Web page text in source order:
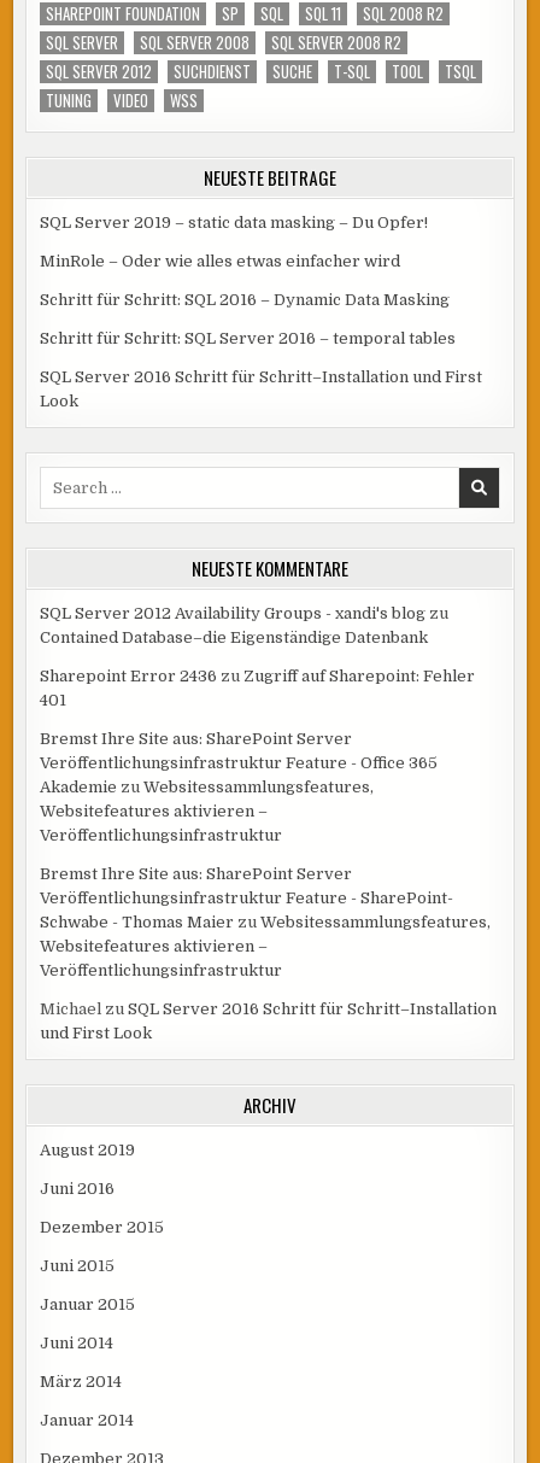
SHAREPOINT FOUNDATION
SP SQL SQL 11
SQL 2008 R2
SQL SERVER
SQL SERVER 2008
SQL SERVER 2008 R2
SQL SERVER 2012
SUCHDIENST SUCHE T-SQL TOOL
TSQL
TUNING
VIDEO WSS
NEUESTE BEITRÄGE
SQL Server 2019 – static data masking – Du Opfer!
MinRole – Oder wie alles etwas einfacher wird
Schritt für Schritt: SQL 2016 – Dynamic Data Masking
Schritt für Schritt: SQL Server 2016 – temporal tables
SQL Server 2016 Schritt für Schritt–Installation und First
Look
NEUESTE KOMMENTARE
SQL Server 2012 Availability Groups - xandi's blog zu
Contained Database–die Eigenständige Datenbank
Sharepoint Error 2436 zu Zugriff auf Sharepoint: Fehler
401
Bremst Ihre Site aus: SharePoint Server
Veröffentlichungsinfrastruktur Feature - Office 365
Akademie zuWebsitessammlungsfeatures,
Websitefeatures aktivieren –
Veröffentlichungsinfrastruktur
Bremst Ihre Site aus: SharePoint Server
Veröffentlichungsinfrastruktur Feature - SharePoint-
Schwabe - Thomas Maier zuWebsitessammlungsfeatures,
Websitefeatures aktivieren –
Veröffentlichungsinfrastruktur
Michael zuSQL Server 2016 Schritt für Schritt–Installation
und First Look
ARCHIV
August 2019
Juni 2016
Dezember 2015
Juni 2015
Januar 2015
Juni 2014
März 2014
Januar 2014
Dezember 2013